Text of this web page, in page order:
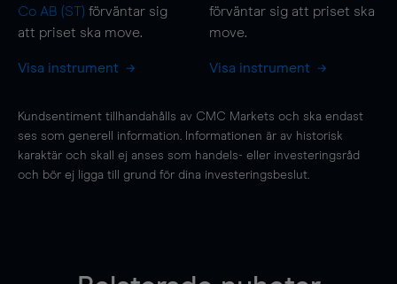
Co AB (ST) förväntar sig
att priset ska move.
Visa instrument
förväntar sig att priset ska
move.
Visa instrument
Kundsentiment tillhandahålls av CMC Markets och ska endast
ses som generell information. Informationen är av historisk
karaktär och skall ej anses som handels- eller investeringsråd
och bör ej ligga till grund för dina investeringsbeslut.